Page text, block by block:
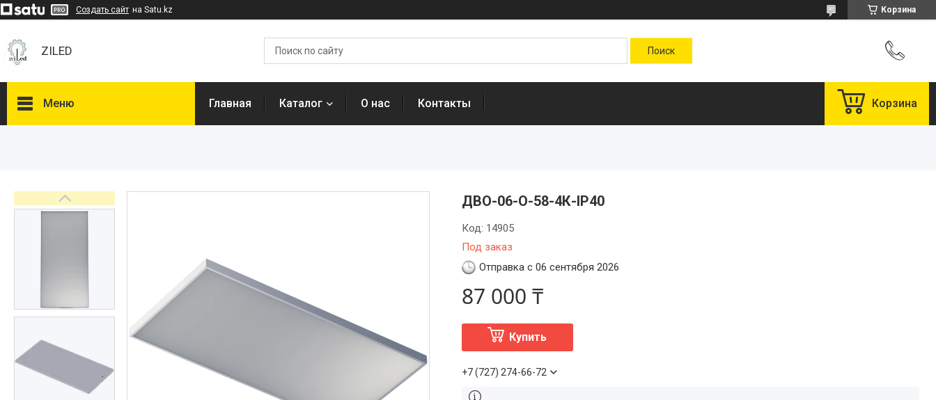
Создать сайт на Satu.kz Корзина
ZILED
Меню
ФАРЛАЙТ
Отзывы
Главная Каталог О нас Контакты Корзина
ДВО-06-О-58-4К-IP40
Под заказ
Код: 14905
Отправка с 06 сентября 2026
87 000 ₸
Купить
+7 (727) 274-66-72